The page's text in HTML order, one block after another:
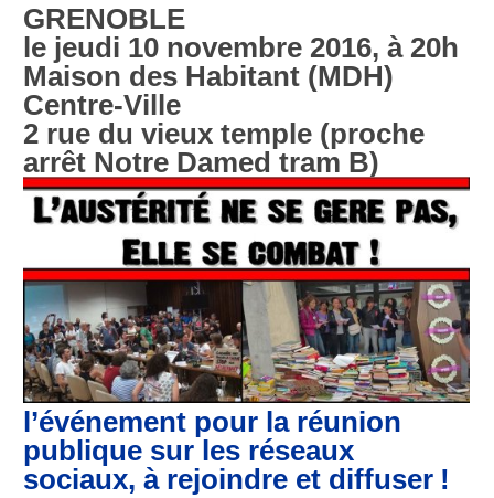
GRENOBLE
le jeudi 10 novembre 2016, à 20h
Maison des Habitant (MDH)
Centre-Ville
2 rue du vieux temple (proche
arrêt Notre Damed tram B)
l’événement pour la réunion
publique sur les réseaux
sociaux, à rejoindre et diffuser !